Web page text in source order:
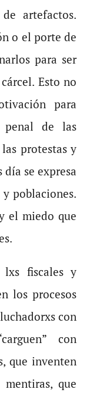
artefactos.
o el porte de
para ser
Esto no
para
penal de las
protestas y
se expresa
poblaciones.
el miedo que
fiscales y
los procesos
con
con
que inventen
que